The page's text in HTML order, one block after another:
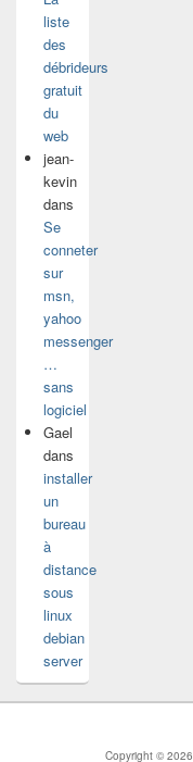
liste
des
débrideurs
gratuit
du
web
jean-
kevin
dans
Se
conneter
sur
msn,
yahoo
messenger
…
sans
logiciel
Gael
dans
installer
un
bureau
à
distance
sous
linux
debian
server
Copyright © 2026